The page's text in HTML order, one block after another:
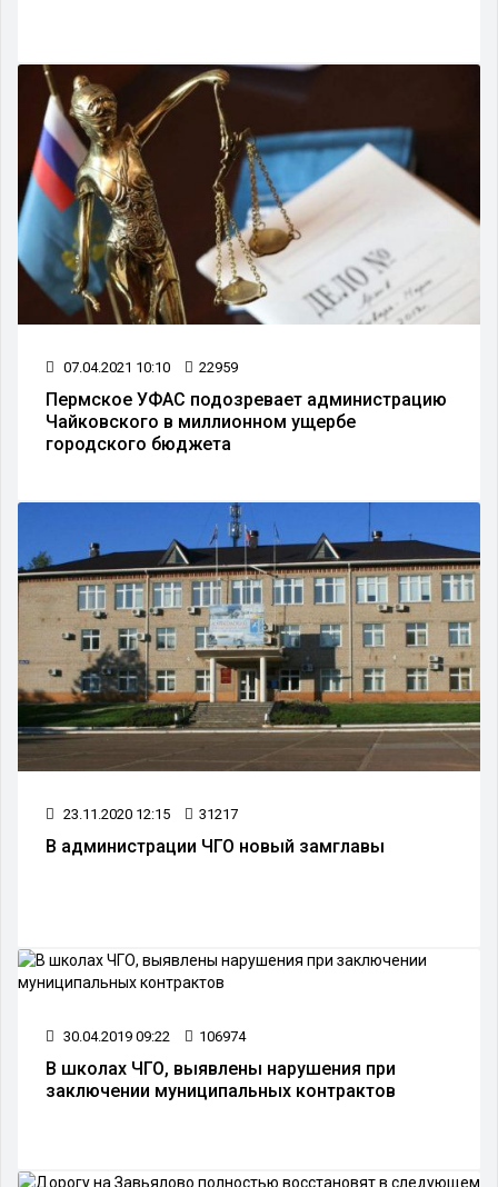
07.04.2021 10:10 22959
Пермское УФАС подозревает администрацию
Чайковского в миллионном ущербе
городского бюджета
23.11.2020 12:15 31217
В администрации ЧГО новый замглавы
30.04.2019 09:22 106974
В школах ЧГО, выявлены нарушения при
заключении муниципальных контрактов